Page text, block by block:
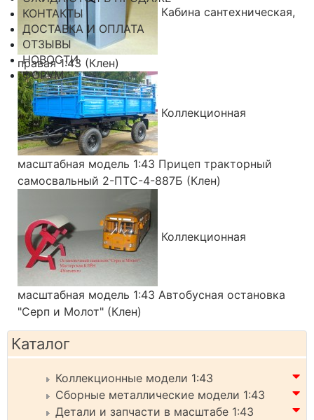
КОНТАКТЫ
ДОСТАВКА И ОПЛАТА
ОТЗЫВЫ
НОВОСТИ
ФОРУМ
Кабина сантехническая,
правая 1:43 (Клен)
Коллекционная
масштабная модель 1:43 Прицеп тракторный
самосвальный 2-ПТС-4-887Б (Клен)
Коллекционная
масштабная модель 1:43 Автобусная остановка
"Серп и Молот" (Клен)
Каталог
Коллекционные модели 1:43
Сборные металлические модели 1:43
Детали и запчасти в масштабе 1:43